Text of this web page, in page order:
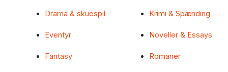
Drama & skuespil
Eventyr
Fantasy
Krimi & Spænding
Noveller & Essays
Romaner